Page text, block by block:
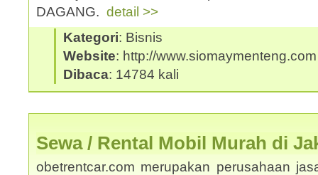
DAGANG. detail >>
Kategori: Bisnis
Website: http://www.siomaymenteng.com
Dibaca: 14784 kali
Sewa / Rental Mobil Murah di
obetrentcar.com merupakan perusahaan